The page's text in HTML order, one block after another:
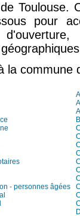
Toulouse.
pour
la commune
- personnes âgées